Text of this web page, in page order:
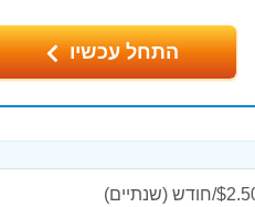
התחל עכשיו
חודש (שנתיים)